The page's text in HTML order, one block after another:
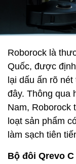
Roborock là
Quốc, được
lại dấu ấn rõ
đây. Thông qua
Nam, Roborock
loạt sản phẩm
làm sạch tiên
Bộ đôi Qrevo